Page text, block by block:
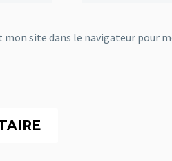
site dans le navigateur pour